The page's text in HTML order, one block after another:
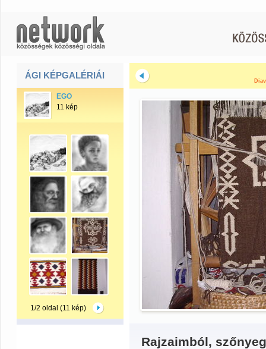
ÁGI KÉPGALÉRIÁI
EGO
11 kép
1/2 oldal (11 kép)
Rajzaimból,